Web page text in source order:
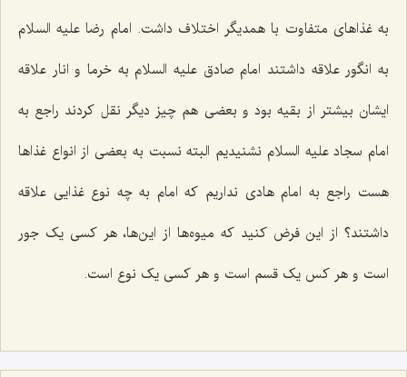
به غذاهای متفاوت با همدیگر اختلاف داشت. امام رضا علیه السلام
به انگور علاقه داشتند امام صادق علیه السلام به خرما و انار علاقه
ایشان بیشتر از بقیه بود و بعضی هم چیز دیگر نقل کردند راجع به
امام سجاد علیه السلام نشنیدیم البته نسبت به بعضی از انواع غذاها
هست راجع به امام هادی نداریم که امام به چه نوع غذایی علاقه
داشتند؟ از این فرض کنید که میوه‌ها از این‌ها، هر کسی یک جور
است و هر کس یک قسم است و هر کسی یک نوع است.